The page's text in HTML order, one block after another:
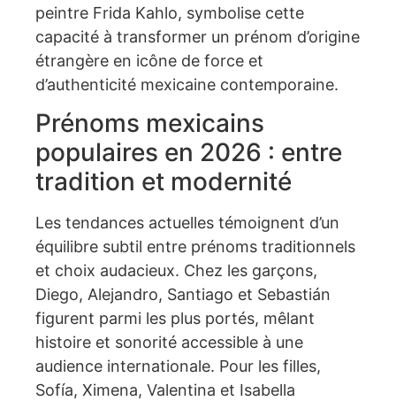
peintre Frida Kahlo, symbolise cette
capacité à transformer un prénom d’origine
étrangère en icône de force et
d’authenticité mexicaine contemporaine.
Prénoms mexicains
populaires en 2026 : entre
tradition et modernité
Les tendances actuelles témoignent d’un
équilibre subtil entre prénoms traditionnels
et choix audacieux. Chez les garçons,
Diego, Alejandro, Santiago et Sebastián
figurent parmi les plus portés, mêlant
histoire et sonorité accessible à une
audience internationale. Pour les filles,
Sofía, Ximena, Valentina et Isabella